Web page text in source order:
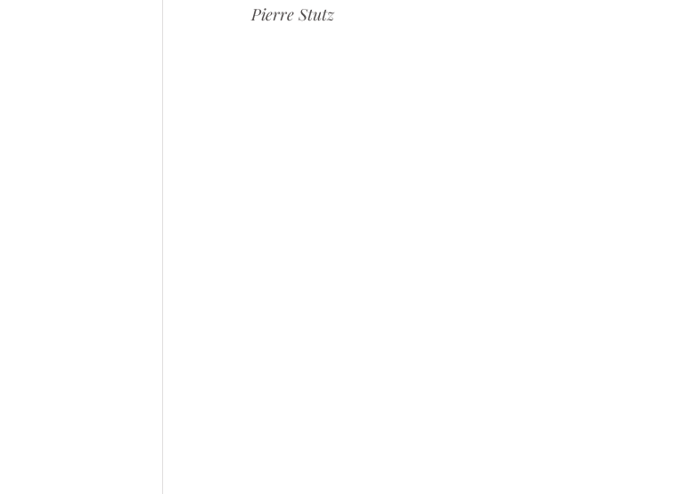
Pierre Stutz